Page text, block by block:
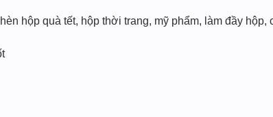
hộp quà tết, hộp thời trang, mỹ phẩm, làm đầy